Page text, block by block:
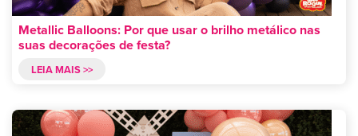
Metallic Balloons: Por que usar o brilho metálico nas
suas decorações de festa?
LEIA MAIS >>